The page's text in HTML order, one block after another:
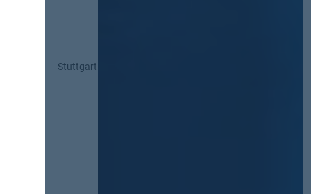
Stuttgart